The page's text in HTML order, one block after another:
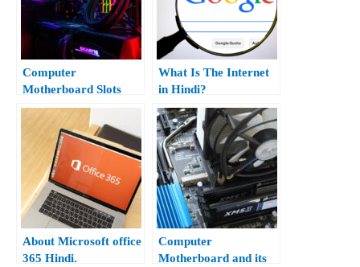
Computer
Motherboard Slots
and All Type of
External Cards In
Hindi.
What Is The Internet
in Hindi?
About Microsoft office
365 Hindi.
Computer
Motherboard and its